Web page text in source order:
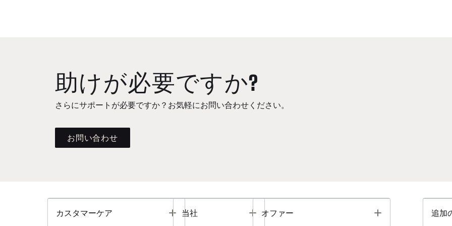
助けが必要ですか?
さらにサポートが必要ですか？お気軽にお問い合わせください。
お問い合わせ
カスタマーケア Toggle
当社 Toggle
オファー Toggle 追加